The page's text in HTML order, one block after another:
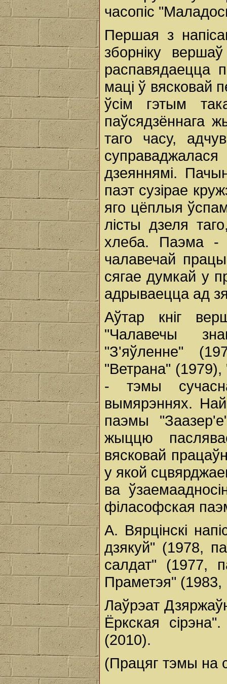
часопіс
Першая з
зборніку
распавядаецца
маці ў вясковай
ўсім гэтым
паўсядзённага
таго часу,
дзеяннямі.
паэт сузірае
яго цёплыя
лісты дзеля
хлеба. Паэма -
чалавечай
сягае думкай у
адрываецца ад
Аўтар кніг
"Чалавечы
"З'яўленне"
"Ветрана" (1979),
- тэмы
вымярэннях.
паэмы
жыццю
вясковай
у якой
ва
філасофская
А. Вярцінскі
дзякуй" (1978,
салдат" (1977,
Праметэя" (1983,
Лаўрэат
Ёркская
(2010).
(Працяг тэмы на